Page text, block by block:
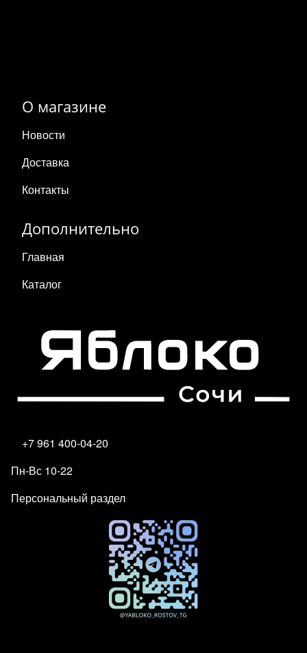
О магазине
Новости
Доставка
Контакты
Дополнительно
Главная
Каталог
+7 961 400-04-20
Пн-Вс 10-22
Персональный раздел